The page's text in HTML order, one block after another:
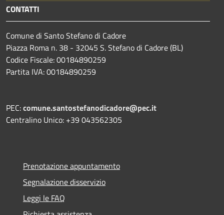
CONTATTI
Comune di Santo Stefano di Cadore
Piazza Roma n. 38 - 32045 S. Stefano di Cadore (BL)
Codice Fiscale: 00184890259
Partita IVA: 00184890259
PEC:comune.santostefanodicadore@pec.it
Centralino Unico: +39 043562305
Prenotazione appuntamento
Segnalazione disservizio
Leggi le FAQ